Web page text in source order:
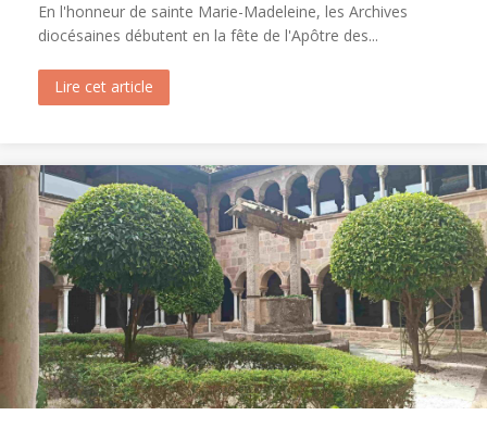
En l'honneur de sainte Marie-Madeleine, les Archives
diocésaines débutent en la fête de l'Apôtre des...
Lire cet article